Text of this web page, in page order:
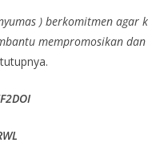
) berkomitmen
mempromosikan